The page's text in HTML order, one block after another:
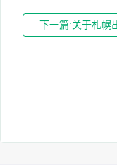
下一篇:关于札幌